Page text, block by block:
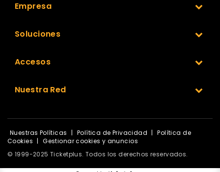
Empresa
Soluciones
Accesos
Nuestra Red
Nuestras Políticas | Política de Privacidad |
Política de
Cookies |
Gestionar cookies y anuncios
© 1999-2025 Ticketplus. Todos los derechos reservados.